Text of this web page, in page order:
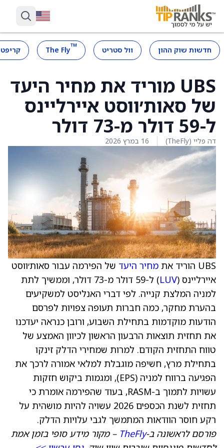
חדשות שוק ההון וול סטריט ™
The Fly
UBS מוריד את מחיר היעד
של סאות׳ווסט איירליינס
ל-59 דולר מ-73 דולר
דה פליי (TheFly) 16 במרץ 2026
UBS הוריד את מחיר היעד של הפירמה עבור סאות׳ווסט
איירליינס (LUV
) ל-59 דולר מ-73 דולר, וממשיך לתת
למניה המלצת קנייה. לפי דברי האנליסט למשקיעים
בהערת מחקר, כמה חברות תעופה צפויות לפרסם
הודעות מוקדמות בתחילת השבוע, ורובן כנראה יעדכנו
את תחזית תוצאות הרבעון הראשון לכיוון האמצע של
טווח התחזית הקודם. למרות שמחירי הדלק זינקו
בתחילת מרץ, חשיפה מוגבלת למלאי אמורה לרכך את
הפגיעה ברווח למניה (EPS), ומגמות ביקוש חזקות
עשויות לתמוך ב-RASM, בעוד שהפירמה אומרת כי
תחזית לשנת הכספים 2026 עשויה להיות מושהית על
רקע חוסר הוודאות המתמשך לגבי עלויות הדלק.
פורסם לראשונה ב-TheFly – מקור מידע סופי בזמן אמת